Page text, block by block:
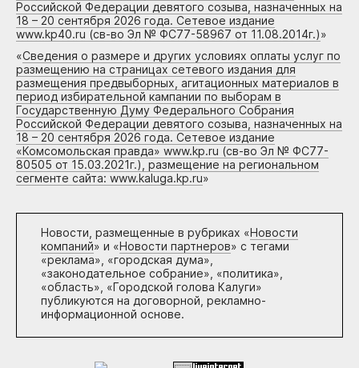
Российской Федерации девятого созыва, назначенных на
18 – 20 сентября 2026 года. Сетевое издание
www.kp40.ru (св-во Эл № ФС77-58967 от 11.08.2014г.)»
«Сведения о размере и других условиях оплаты услуг по
размещению на страницах сетевого издания для
размещения предвыборных, агитационных материалов в
период избирательной кампании по выборам в
Государственную Думу Федерального Собрания
Российской Федерации девятого созыва, назначенных на
18 – 20 сентября 2026 года. Сетевое издание
«Комсомольская правда» www.kp.ru (св-во Эл № ФС77-
80505 от 15.03.2021г.), размещение на региональном
сегменте сайта: www.kaluga.kp.ru»
Новости, размещенные в рубриках «Новости
компаний» и «Новости партнеров» с тегами
«реклама», «городская дума»,
«законодательное собрание», «политика»,
«область», «Городской голова Калуги»
публикуются на договорной, рекламно-
информационной основе.